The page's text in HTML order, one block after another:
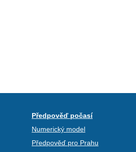
Předpověď počasí
Numerický model
Předpověď pro Prahu